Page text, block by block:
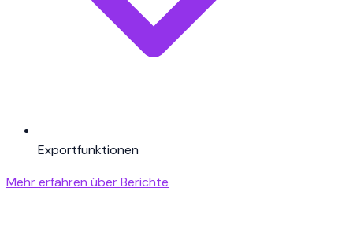
Exportfunktionen
Mehr erfahren über Berichte